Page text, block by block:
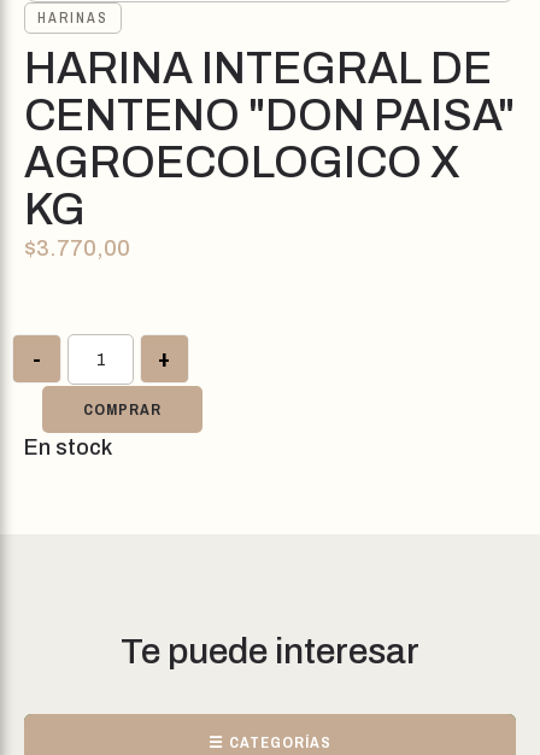
HARINAS
HARINA INTEGRAL DE
CENTENO "DON PAISA"
AGROECOLOGICO X
KG
$3.770,00
- +
COMPRAR
En stock
Te puede interesar
☰ CATEGORÍAS